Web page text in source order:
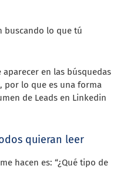
buscando lo que tú
aparecer en las búsquedas
por lo que es una forma
de Leads en Linkedin
quieran leer
hacen es: “¿Qué tipo de